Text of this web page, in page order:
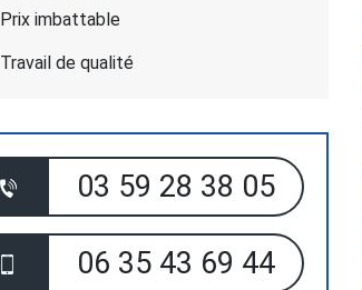
Prix imbattable
Travail de qualité
03 59 28 38 05
06 35 43 69 44